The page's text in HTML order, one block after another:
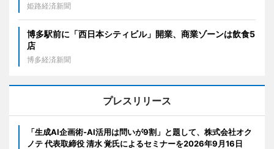
姫路経済新聞
博多駅前に「西日本シティビル」開業、商業ゾーンは飲食5
店
博多経済新聞
プレスリリース
「生成AI企画術-AI活用は問いが9割」と題して、株式会社オク
ノテ 代表取締役 清水 覚氏によるセミナーを2026年9月16日